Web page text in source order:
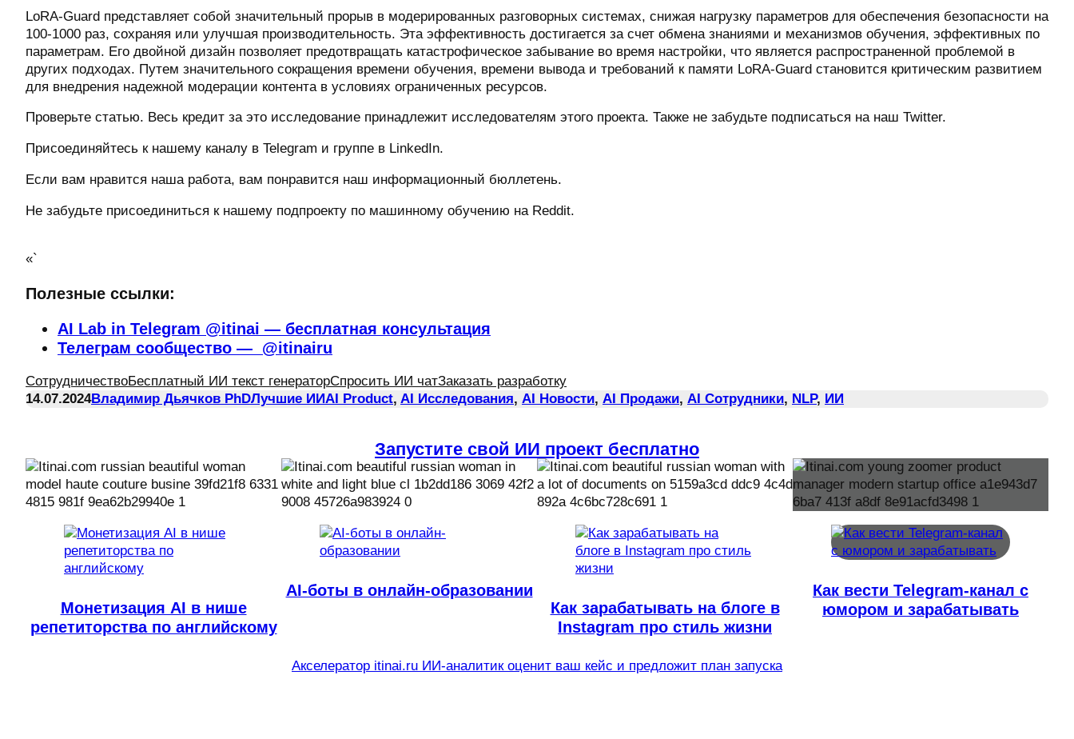
LoRA-Guard представляет собой значительный прорыв в модерированных разговорных системах, снижая нагрузку параметров для обеспечения безопасности на
100-1000 раз, сохраняя или улучшая производительность. Эта эффективность достигается за счет обмена знаниями и механизмов обучения, эффективных по
параметрам. Его двойной дизайн позволяет предотвращать катастрофическое забывание во время настройки, что является распространенной проблемой в
других подходах. Путем значительного сокращения времени обучения, времени вывода и требований к памяти LoRA-Guard становится критическим развитием
для внедрения надежной модерации контента в условиях ограниченных ресурсов.
Проверьте статью. Весь кредит за это исследование принадлежит исследователям этого проекта. Также не забудьте подписаться на наш Twitter.
Присоединяйтесь к нашему каналу в Telegram и группе в LinkedIn.
Если вам нравится наша работа, вам понравится наш информационный бюллетень.
Не забудьте присоединиться к нашему подпроекту по машинному обучению на Reddit.
«`
Полезные ссылки:
AI Lab in Telegram @itinai — бесплатная консультация
Телеграм сообщество — @itinairu
СотрудничествоБесплатный ИИ текст генераторСпросить ИИ чатЗаказать разработку
14.07.2024Владимир Дьячков PhDЛучшие ИИAI Product, AI Исследования, AI Новости, AI Продажи, AI Сотрудники, NLP, ИИ
Запустите свой ИИ проект бесплатно
Монетизация AI в нише
репетиторства по английскому
AI-боты в онлайн-образовании
Как зарабатывать на блоге в
Instagram про стиль жизни
Как вести Telegram-канал с
юмором и зарабатывать
Акселератор itinai.ru ИИ-аналитик оценит ваш кейс и предложит план запуска